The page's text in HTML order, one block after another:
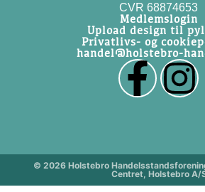
CVR 68874653
Medlemslogin
Upload design til
Privatlivs- og
handel@holstebro-
© 2026 Holstebro
Centret, Holstebro A/